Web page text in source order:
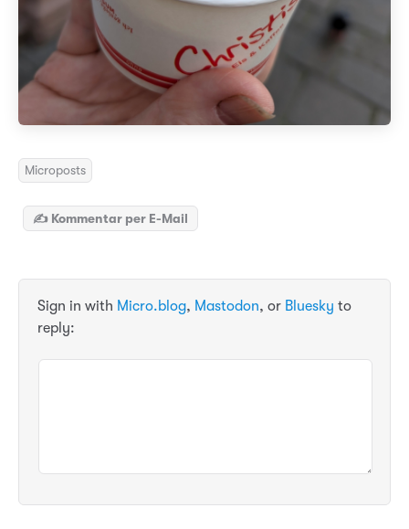
Microposts
✍️ Kommentar per E-Mail
Sign in with Micro.blog, Mastodon, or Bluesky to
reply: